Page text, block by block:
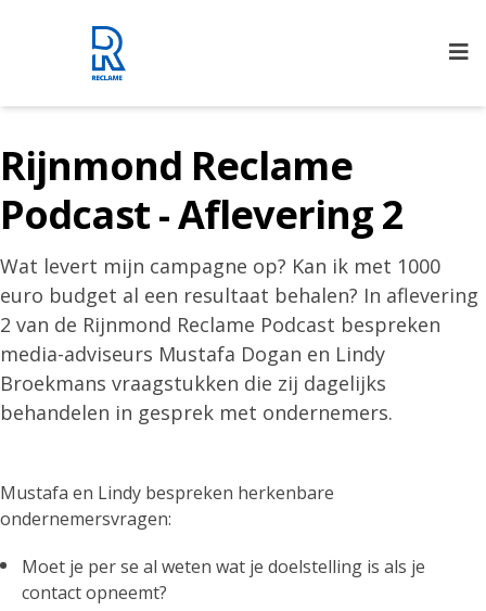
Rijnmond Reclame
Rijnmond Reclame
Podcast - Aflevering 2
Wat levert mijn campagne op? Kan ik met 1000
euro budget al een resultaat behalen? In aflevering
2 van de Rijnmond Reclame Podcast bespreken
media-adviseurs Mustafa Dogan en Lindy
Broekmans vraagstukken die zij dagelijks
behandelen in gesprek met ondernemers.
Mustafa en Lindy bespreken herkenbare
ondernemersvragen:
Moet je per se al weten wat je doelstelling is als je
contact opneemt?